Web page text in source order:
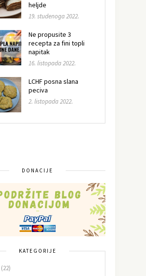
heljde
19. studenoga 2022.
Ne propusite 3
recepta za fini topli
napitak
16. listopada 2022.
LCHF posna slana
peciva
2. listopada 2022.
DONACIJE
KATEGORIJE
(22)